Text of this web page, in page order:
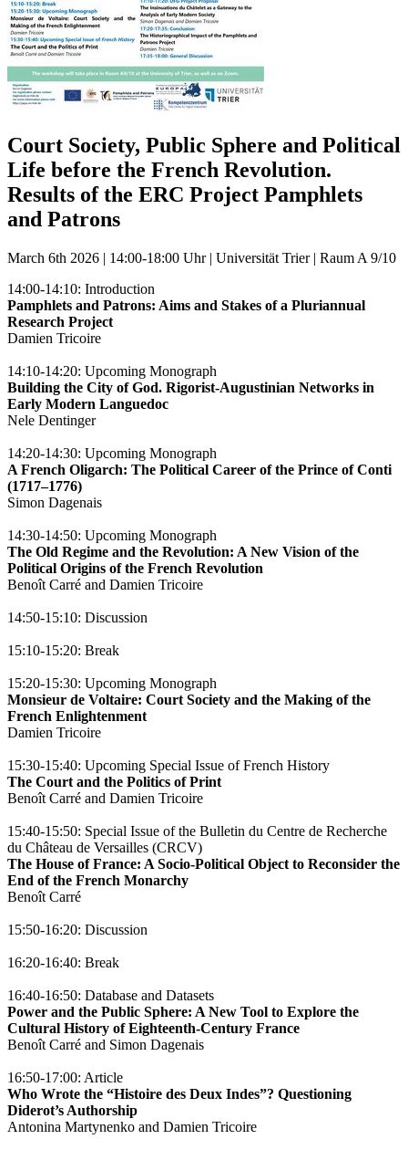
Court Society, Public Sphere and Political
Life before the French Revolution.
Results of the ERC Project Pamphlets
and Patrons
March 6th 2026 | 14:00-18:00 Uhr | Universität Trier | Raum A 9/10
14:00-14:10: Introduction
Pamphlets and Patrons: Aims and Stakes of a Pluriannual
Research Project
Damien Tricoire
14:10-14:20: Upcoming Monograph
Building the City of God. Rigorist-Augustinian Networks in
Early Modern Languedoc
Nele Dentinger
14:20-14:30: Upcoming Monograph
A French Oligarch: The Political Career of the Prince of Conti
(1717–1776)
Simon Dagenais
14:30-14:50: Upcoming Monograph
The Old Regime and the Revolution: A New Vision of the
Political Origins of the French Revolution
Benoît Carré and Damien Tricoire
14:50-15:10: Discussion
15:10-15:20: Break
15:20-15:30: Upcoming Monograph
Monsieur de Voltaire: Court Society and the Making of the
French Enlightenment
Damien Tricoire
15:30-15:40: Upcoming Special Issue of French History
The Court and the Politics of Print
Benoît Carré and Damien Tricoire
15:40-15:50: Special Issue of the Bulletin du Centre de Recherche
du Château de Versailles (CRCV)
The House of France: A Socio-Political Object to Reconsider the
End of the French Monarchy
Benoît Carré
15:50-16:20: Discussion
16:20-16:40: Break
16:40-16:50: Database and Datasets
Power and the Public Sphere: A New Tool to Explore the
Cultural History of Eighteenth-Century France
Benoît Carré and Simon Dagenais
16:50-17:00: Article
Who Wrote the “Histoire des Deux Indes”? Questioning
Diderot’s Authorship
Antonina Martynenko and Damien Tricoire